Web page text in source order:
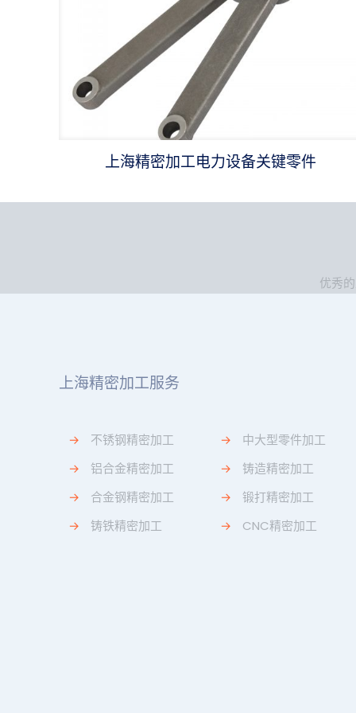
上海精密加工电力设备关键零件
优秀
上海精密加工服务
→
不锈钢精密加工
→
铝合金精密加工
→
合金钢精密加工
→
铸铁精密加工
→
中大型零件加工
→
铸造精密加工
→
锻打精密加工
→
CNC精密加工